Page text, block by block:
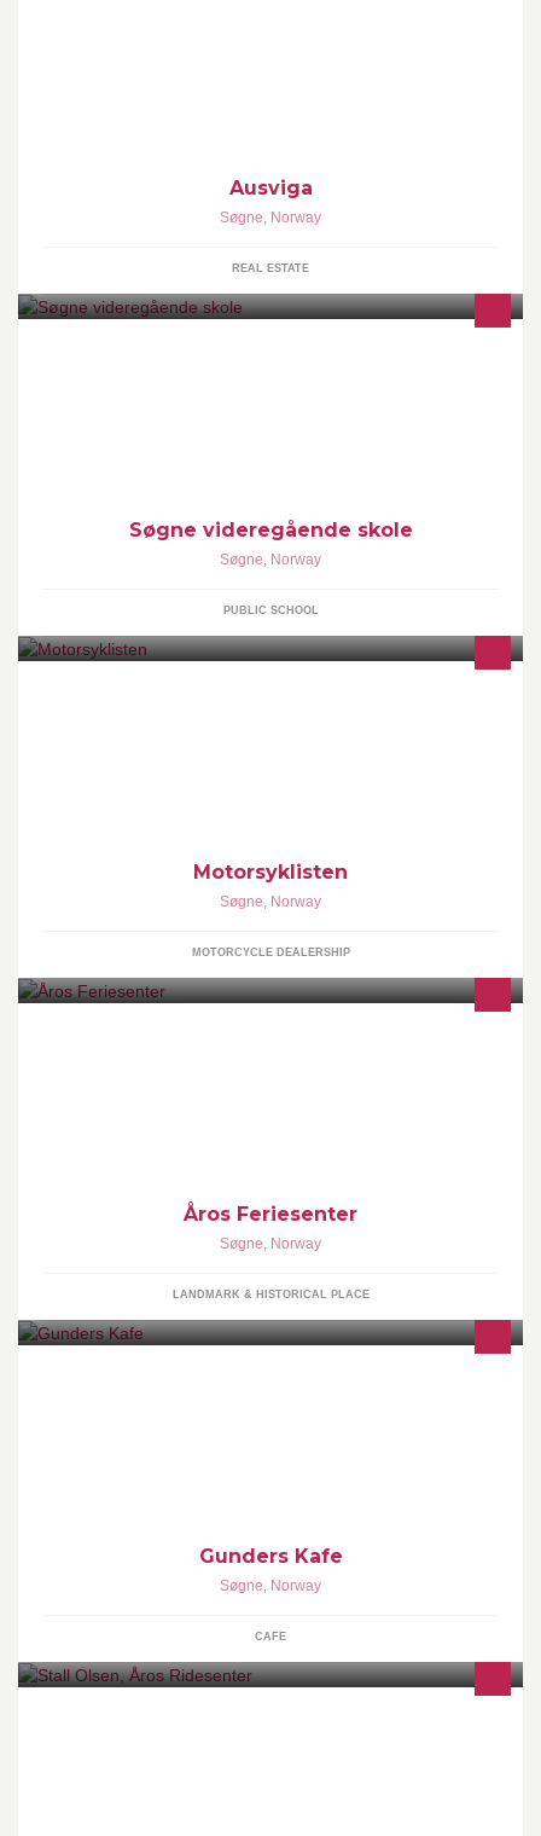
Ausviga
Søgne, Norway
REAL ESTATE
Søgne videregående skole
Søgne, Norway
PUBLIC SCHOOL
Motorsyklisten
Søgne, Norway
MOTORCYCLE DEALERSHIP
Åros Feriesenter
Søgne, Norway
LANDMARK & HISTORICAL PLACE
Gunders Kafe
Søgne, Norway
CAFE